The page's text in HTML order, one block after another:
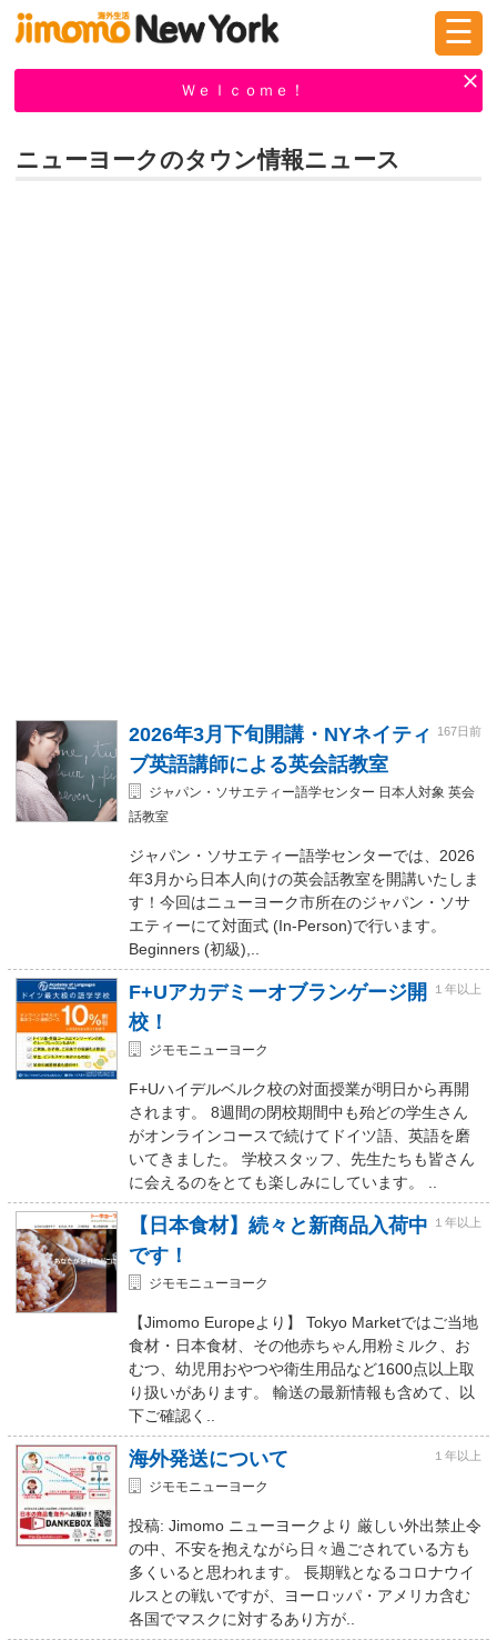
☰
Ｗｅｌｃｏｍｅ！
ニューヨークのタウン情報ニュース
2026年3月下旬開講・NYネイティ
ブ英語講師による英会話教室
167日前
ジャパン・ソサエティー語学センター 日本人対象 英会
話教室
ジャパン・ソサエティー語学センターでは、2026
年3月から日本人向けの英会話教室を開講いたしま
す！今回はニューヨーク市所在のジャパン・ソサ
エティーにて対面式 (In-Person)で行います。
Beginners (初級),..
F+Uアカデミーオブランゲージ開
校！
１年以上
ジモモニューヨーク
F+Uハイデルベルク校の対面授業が明日から再開
されます。 8週間の閉校期間中も殆どの学生さん
がオンラインコースで続けてドイツ語、英語を磨
いてきました。 学校スタッフ、先生たちも皆さん
に会えるのをとても楽しみにしています。 ..
【日本食材】続々と新商品入荷中
です！
１年以上
ジモモニューヨーク
【Jimomo Europeより】 Tokyo Marketではご当地
食材・日本食材、その他赤ちゃん用粉ミルク、お
むつ、幼児用おやつや衛生用品など1600点以上取
り扱いがあります。 輸送の最新情報も含めて、以
下ご確認く..
海外発送について １年以上
ジモモニューヨーク
投稿: Jimomo ニューヨークより 厳しい外出禁止令
の中、不安を抱えながら日々過ごされている方も
多くいると思われます。 長期戦となるコロナウイ
ルスとの戦いですが、ヨーロッパ・アメリカ含む
各国でマスクに対するあり方が..